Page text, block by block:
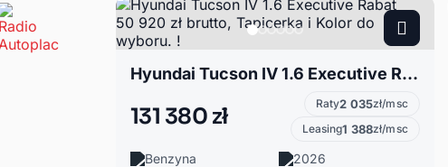
Hyundai Tucson IV 1.6 Executive Rabat 50 920 zł brutto, Tapicerka i Kolor do wyboru. !
131 380 zł Raty2 035zł/msc
Leasing1 388zł/msc
Benzyna
2026